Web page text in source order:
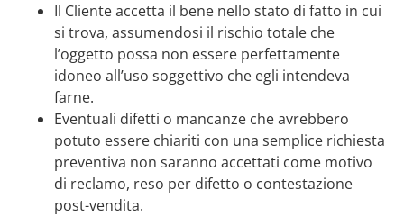
Il Cliente accetta il bene nello stato di fatto in cui
si trova, assumendosi il rischio totale che
l’oggetto possa non essere perfettamente
idoneo all’uso soggettivo che egli intendeva
farne.
Eventuali difetti o mancanze che avrebbero
potuto essere chiariti con una semplice richiesta
preventiva non saranno accettati come motivo
di reclamo, reso per difetto o contestazione
post-vendita.